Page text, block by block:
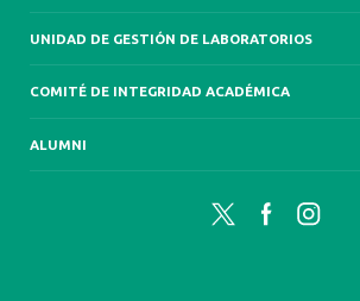
UNIDAD DE GESTIÓN DE LABORATORIOS
COMITÉ DE INTEGRIDAD ACADÉMICA
ALUMNI
Twitter FacebookInstagram